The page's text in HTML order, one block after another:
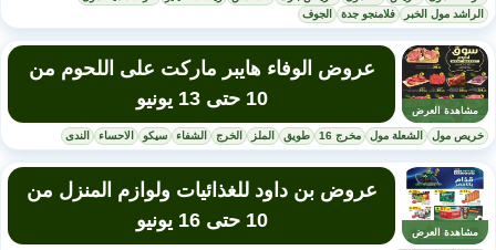
الراشد مول الخبر
فلامنجو جدة الجوف
مشاهدة العرض
عروض الوفاء هايبر ماركت على اللحوم من
10 حتى 13 يونيو
خريص مول الشعلة مول مخرج 16 طويق الملز الخرج الشفاء سيكو الاحساء الندى
مشاهدة العرض
عروض بن داود للغذائيات ولوازم المنزل من
10 حتى 16 يونيو